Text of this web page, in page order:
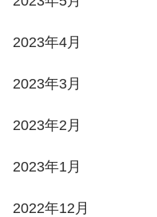
2023年4月
2023年3月
2023年2月
2023年1月
2022年12月